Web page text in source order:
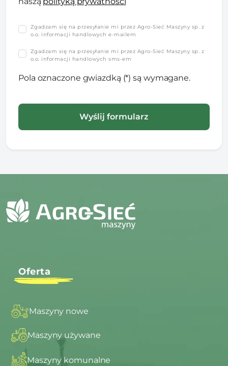
Zgadzam się na przesyłanie mi przez Agro-Sieć Maszyny sp. z
o.o. informacji handlowych e-mailem
Zgadzam się na przesyłanie mi przez Agro-Sieć Maszyny sp. z
o.o. informacji handlowych sms-em
Pola oznaczone gwiazdką (*) są wymagane.
Oferta
Maszyny nowe
Maszyny używane
Maszyny komunalne